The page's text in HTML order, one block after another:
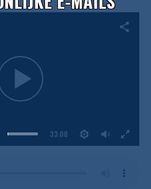
33:00